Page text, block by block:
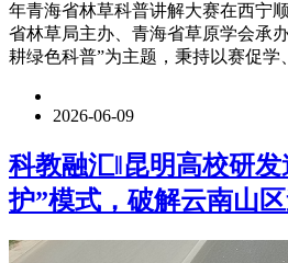
年青海省林草科普讲解大赛在西宁
省林草局主办、青海省草原学会承
耕绿色科普”为主题，秉持以赛促学
2026-06-09
科教融汇‖昆明高校研
护”模式，破解云南山